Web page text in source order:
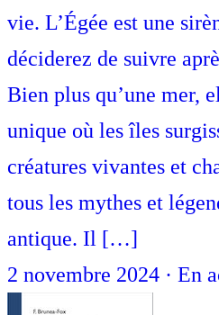
vie. L’Égée est une
déciderez de suivre
Bien plus qu’une mer,
unique où les îles
créatures vivantes et
tous les mythes et
antique. Il […]
2 novembre 2024 · En